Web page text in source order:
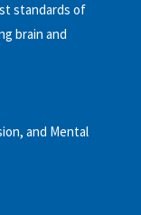
standards of
brain and
and Mental